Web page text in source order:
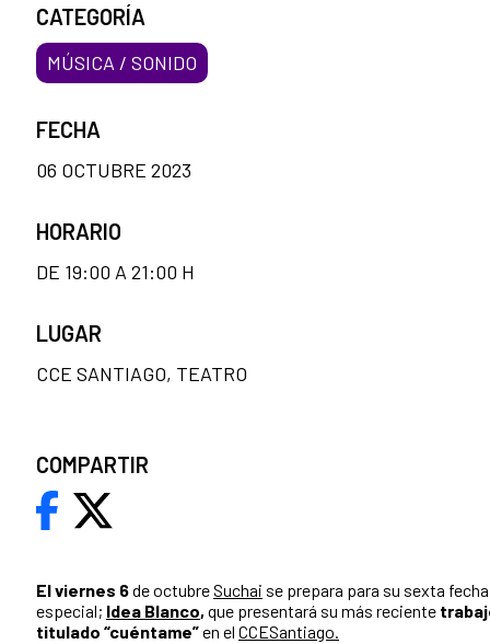
El viernes 6de octubreSuchai se prepara para su sexta
especial; Idea Blanco, que presentará su más reciente
titulado “cuéntame”en el CCESantiago.
CATEGORÍA
MÚSICA / SONIDO
FECHA
06 OCTUBRE 2023
HORARIO
DE 19:00 A 21:00 H
LUGAR
CCE SANTIAGO, TEATRO
COMPARTIR